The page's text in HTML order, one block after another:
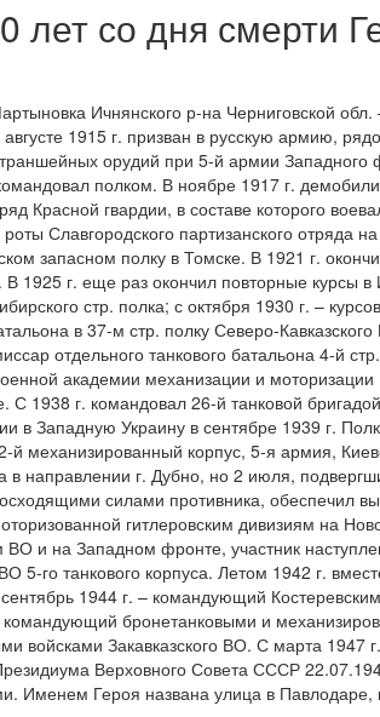
лет со дня смерти
Ичнянского р-на Черниговской
1915 г. призван в русскую армию,
орудий при 5-й армии Западного
полком. В ноябре 1917 г.
Красной гвардии, в составе которого
Славгородского партизанского отряда
запасном полку в Томске. В 1921 г.
В 1925 г. еще раз окончил повторные
стр. полка; с октября 1930 г. –
в 37-м стр. полку Северо-
отдельного танкового батальона 4-й
академии механизации и
1938 г. командовал 26-й танковой
в Западную Украину в сентябре 1939 г.
й механизированный корпус, 5-я армия,
в направлении г. Дубно, но 2 июля,
силами противника, обеспечил
гитлеровским дивизиям на
и на Западном фронте, участник
го танкового корпуса. Летом 1942 г.
1944 г. – командующий
бронетанковыми и
войсками Закавказского ВО. С марта 1947
Верховного Совета СССР
Именем Героя названа улица в Павлодаре,